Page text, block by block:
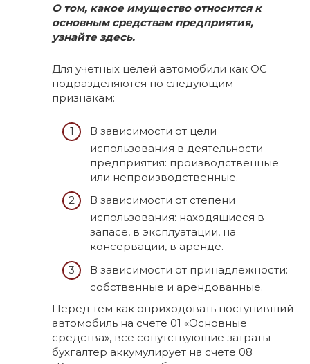
О том, какое имущество относится к
основным средствам предприятия,
узнайте здесь.
Для учетных целей автомобили как ОС
подразделяются по следующим
признакам:
В зависимости от цели
использования в деятельности
предприятия: производственные
или непроизводственные.
В зависимости от степени
использования: находящиеся в
запасе, в эксплуатации, на
консервации, в аренде.
В зависимости от принадлежности:
собственные и арендованные.
Перед тем как оприходовать поступивший
автомобиль на счете 01 «Основные
средства», все сопутствующие затраты
бухгалтер аккумулирует на счете 08